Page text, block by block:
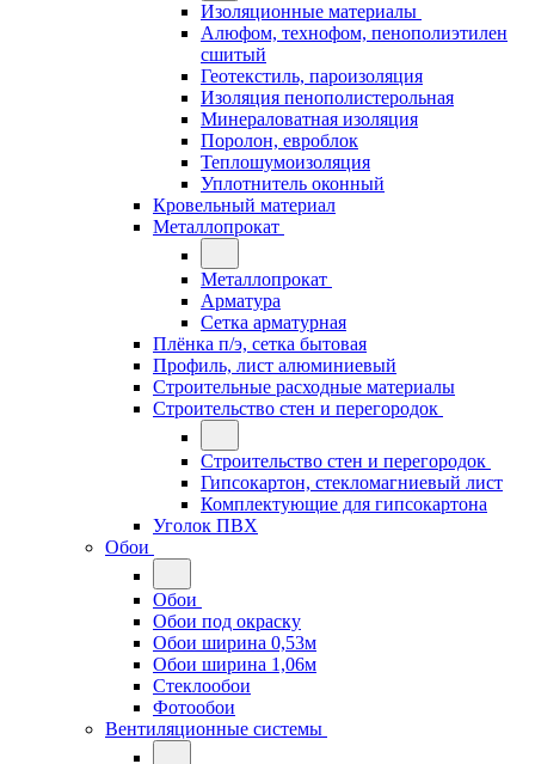
Изоляционные материалы
Алюфом, технофом, пенополиэтилен
сшитый
Геотекстиль, пароизоляция
Изоляция пенополистерольная
Минераловатная изоляция
Поролон, евроблок
Теплошумоизоляция
Уплотнитель оконный
Кровельный материал
Металлопрокат
Металлопрокат
Арматура
Сетка арматурная
Плёнка п/э, сетка бытовая
Профиль, лист алюминиевый
Строительные расходные материалы
Строительство стен и перегородок
Строительство стен и перегородок
Гипсокартон, стекломагниевый лист
Комплектующие для гипсокартона
Уголок ПВХ
Обои
Обои
Обои под окраску
Обои ширина 0,53м
Обои ширина 1,06м
Стеклообои
Фотообои
Вентиляционные системы